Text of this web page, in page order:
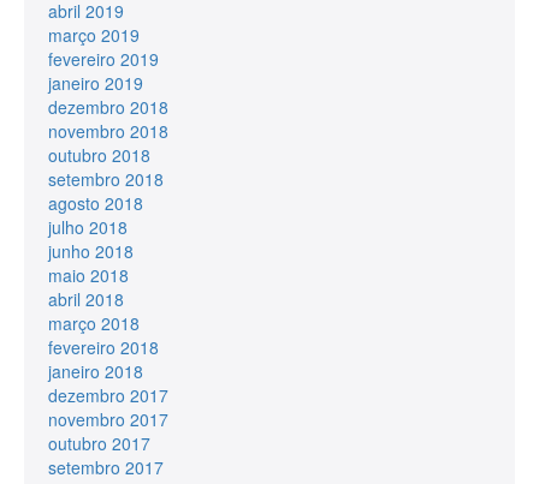
abril 2019
março 2019
fevereiro 2019
janeiro 2019
dezembro 2018
novembro 2018
outubro 2018
setembro 2018
agosto 2018
julho 2018
junho 2018
maio 2018
abril 2018
março 2018
fevereiro 2018
janeiro 2018
dezembro 2017
novembro 2017
outubro 2017
setembro 2017